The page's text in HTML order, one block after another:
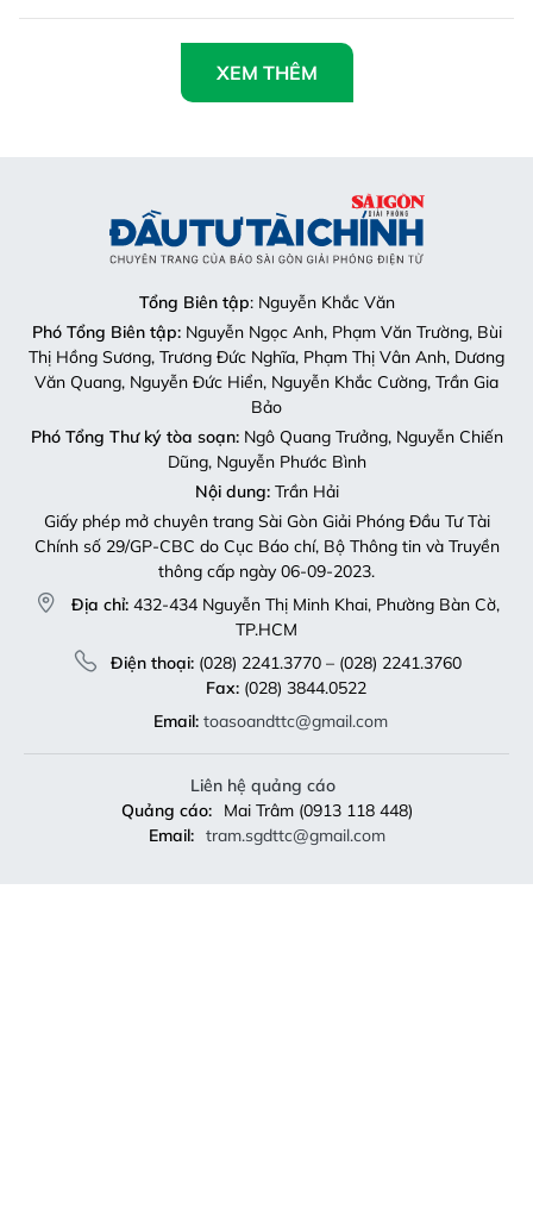
XEM THÊM
Tổng Biên tập
: Nguyễn Khắc Văn
Nguyễn Ngọc Anh, Phạm Văn Trường, Bùi
Thị Hồng Sương, Trương Đức Nghĩa, Phạm Thị Vân Anh, Dương
Văn Quang, Nguyễn Đức Hiển, Nguyễn Khắc Cường, Trần Gia
Bảo
Phó Tổng Thư ký tòa soạn:Ngô Quang Trưởng, Nguyễn Chiến
Dũng, Nguyễn Phước Bình
Nội dung:Trần Hải
Giấy phép mở chuyên trang Sài Gòn Giải Phóng Đầu Tư Tài
Chính số 29/GP-CBC do Cục Báo chí, Bộ Thông tin và Truyền
thông cấp ngày 06-09-2023.
Địa chỉ:432-434 Nguyễn Thị Minh Khai, Phường Bàn Cờ,
TP.HCM
Điện thoại:(028) 2241.3770 – (028) 2241.3760
Fax:(028) 3844.0522
Email: toasoandttc@gmail.com
Liên hệ quảng cáo
Quảng cáo: Mai Trâm (0913 118 448)
Email: tram.sgdttc@gmail.com